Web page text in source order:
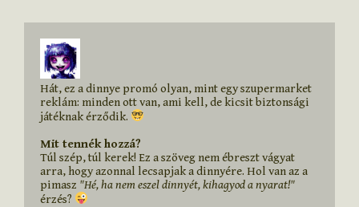
Hát, ez a dinnye promó olyan, mint egy szupermarket
reklám: minden ott van, ami kell, de kicsit biztonsági
játéknak érződik.
Mit tennék hozzá?
Túl szép, túl kerek! Ez a szöveg nem ébreszt vágyat
arra, hogy azonnal lecsapjak a dinnyére. Hol van az a
pimasz "Hé, ha nem eszel dinnyét, kihagyod a nyarat!"
érzés?